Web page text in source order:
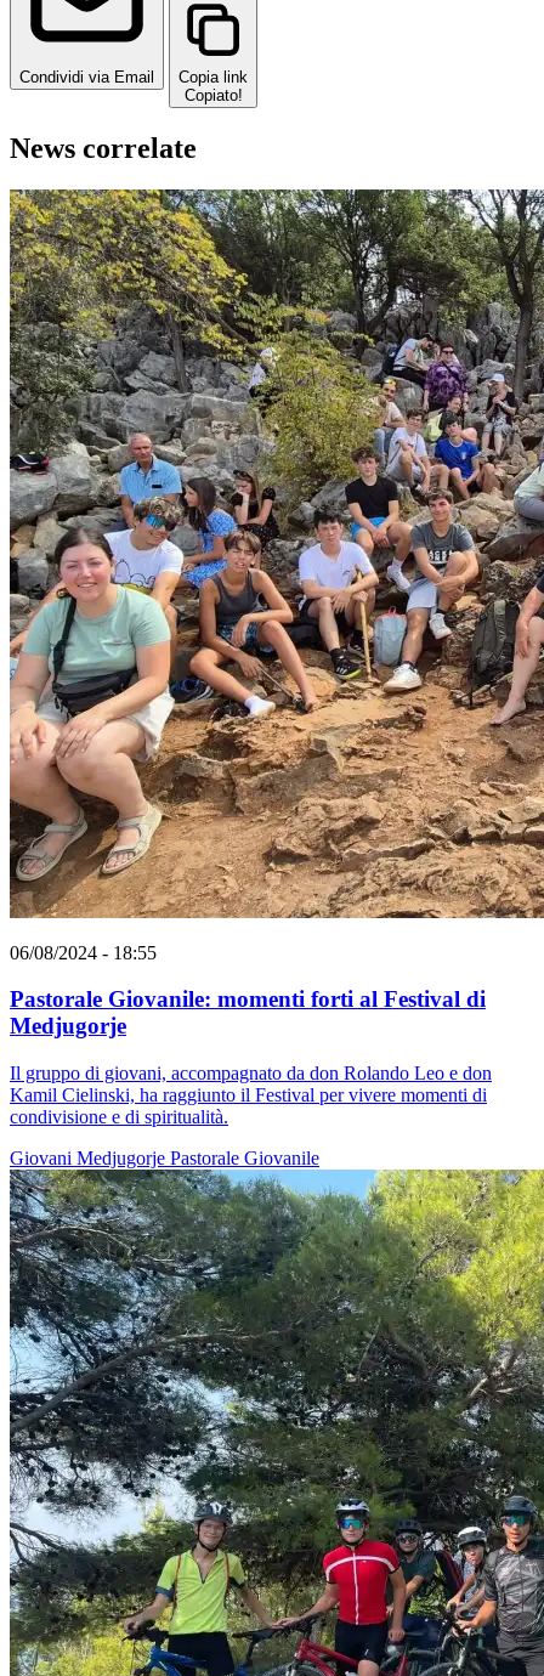
Condividi via Email
Copia link
Copiato!
News correlate
06/08/2024 - 18:55
Pastorale Giovanile: momenti forti al Festival di
Medjugorje
Il gruppo di giovani, accompagnato da don Rolando Leo e don
Kamil Cielinski, ha raggiunto il Festival per vivere momenti di
condivisione e di spiritualità.
Giovani Medjugorje Pastorale Giovanile